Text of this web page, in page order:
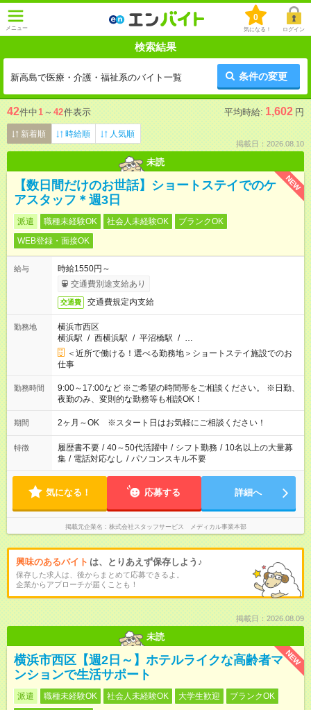
メニュー
0
気になる！ ログイン
検索結果
新高島で医療・介護・福祉系のバイト一覧 条件の変更
42件中1 ～ 42件表示 平均時給: 1,602 円
新着順 時給順 人気順
掲載日：2026.08.10
未読
NEW
【数日間だけのお世話】ショートステイでのケ
アスタッフ＊週3日
派遣 職種未経験OK 社会人未経験OK
ブランクOK
WEB登録・面接OK
給与
時給1550円～
交通費別途支給あり
交通費 交通費規定内支給
勤務地
横浜市西区
横浜駅 / 西横浜駅 / 平沼橋駅 / …
＜近所で働ける！選べる勤務地＞ショートステイ施設でのお
仕事
勤務時間
9:00～17:00など ※ご希望の時間帯をご相談ください。 ※日勤、
夜勤のみ、変則的な勤務等も相談OK！
期間 2ヶ月～OK ※スタート日はお気軽にご相談ください！
特徴 履歴書不要 / 40～50代活躍中 / シフト勤務 / 10名以上の大量募
集 / 電話対応なし / パソコンスキル不要
気になる！ 応募する 詳細へ
掲載元企業名 株式会社スタッフサービス メディカル事業本部
興味のあるバイト は、とりあえず保存しよう♪
保存した求人は、後からまとめて応募できるよ。
企業からアプローチが届くことも！
掲載日：2026.08.09
未読
NEW
横浜市西区【週2日～】ホテルライクな高齢者マ
ンションで生活サポート
派遣 職種未経験OK 社会人未経験OK 大学生歓迎
ブランクOK